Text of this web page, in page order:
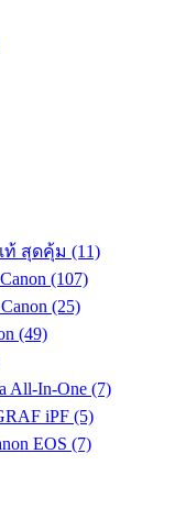
ท้ สุดคุ้ม (11)
(107)
(25)
(49)
All-In-One (7)
iPF (5)
EOS (7)